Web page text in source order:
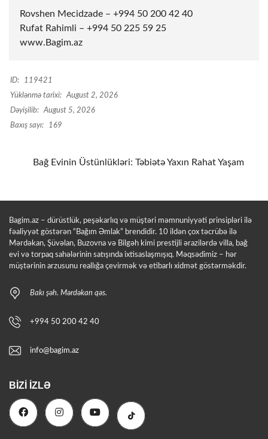
Rovshen Mecidzade – +994 50 200 42 40
Rufat Rahimli – +994 50 225 59 25
www.Bagim.az
ID:
119421
Yüklənmə tarixi: August 2, 2026
Dəyişilib: August 5, 2026
Baxış sayı:
169
Bağ Evinin Üstünlükləri: Təbiətə Yaxın Rahat Yaşam
Bagim.az – dürüstlük, peşəkarlıq və müştəri məmnuniyyəti prinsipləri ilə
fəaliyyət göstərən “Bağım Əmlak” brendidir. 10 ildən çox təcrübə ilə
Mərdəkan, Şüvəlan, Buzovna və Bilgəh kimi prestijli ərazilərdə villa, bağ
evi və torpaq sahələrinin satışında ixtisaslaşmışıq. Məqsədimiz – hər
müştərinin arzusunu reallığa çevirmək və etibarlı xidmət göstərməkdir.
Bakı şəh. Mərdəkan qəs.
+994 50 200 42 40
info@bagim.az
BIZI İZLƏ